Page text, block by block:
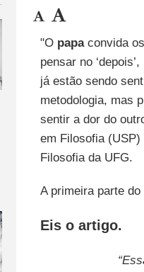
"O papaconvida
pensar no
já estão sendo
metodologia, mas
sentir a dor do
em Filosofia
Filosofia da UFG.
A primeira parte
Eis o artigo.